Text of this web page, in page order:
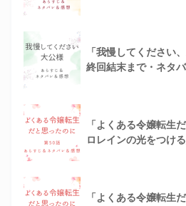
「我慢してください
終回結末まで・ネタ
「よくある令嬢転生
ロレインの光をつけ
「よくある令嬢転生